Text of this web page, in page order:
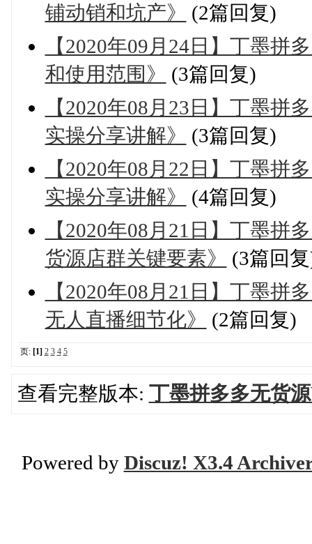
铺动销和坑产》
(2篇回复)
【2020年09月24日】丁墨拼
和使用范围》
(3篇回复)
【2020年08月23日】丁墨拼
实操分享讲解》
(3篇回复)
【2020年08月22日】丁墨拼
实操分享讲解》
(4篇回复)
【2020年08月21日】丁墨拼
货源店群关键要素》
(3篇回
【2020年08月21日】丁墨拼
无人直播细节化》
(2篇回复)
页: [1] 2 3 4 5
查看完整版本: 丁墨拼多多无货
Powered by Discuz! X3.4